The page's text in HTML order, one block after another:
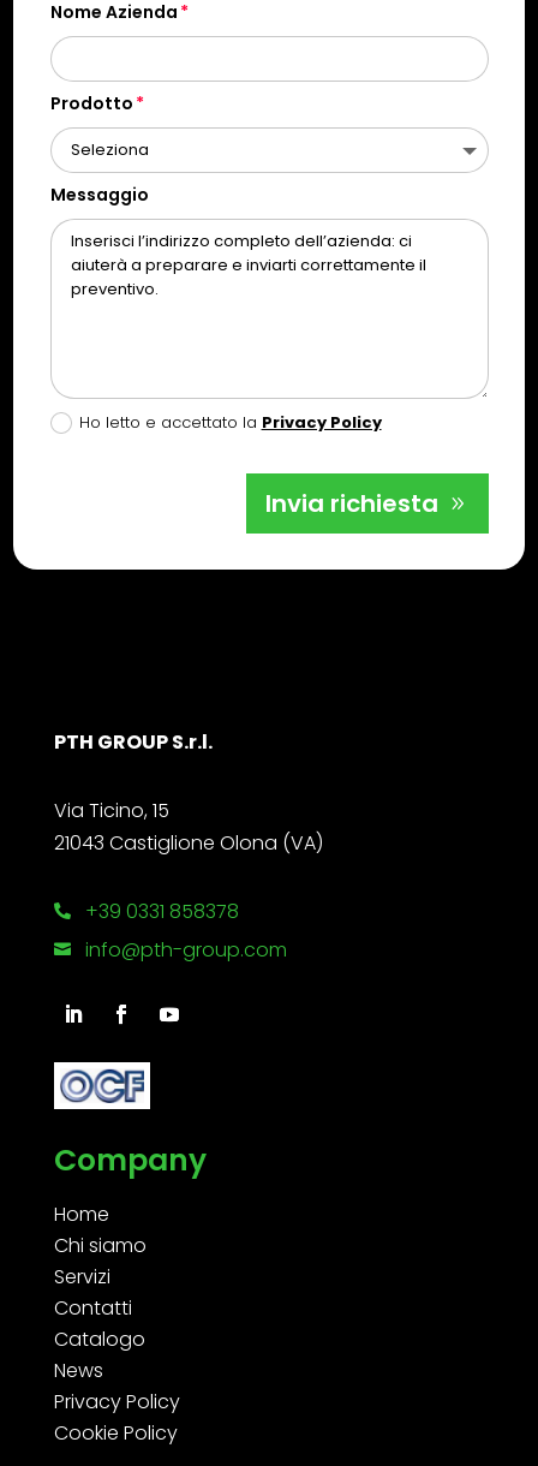
Nome Azienda
Prodotto
Messaggio
Ho letto e accettato la Privacy Policy
Invia richiesta
PTH GROUP S.r.l.
Via Ticino, 15
21043 Castiglione Olona (VA)
 +39 0331 858378
 info@pth-group.com
Company
Home
Chi siamo
Servizi
Contatti
Catalogo
News
Privacy Policy
Cookie Policy